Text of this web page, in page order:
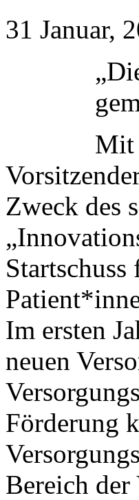
31 Januar,
Mit
Zweck des
Im ersten
neuen
Förderung
Bereich der